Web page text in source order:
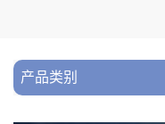
产品类别